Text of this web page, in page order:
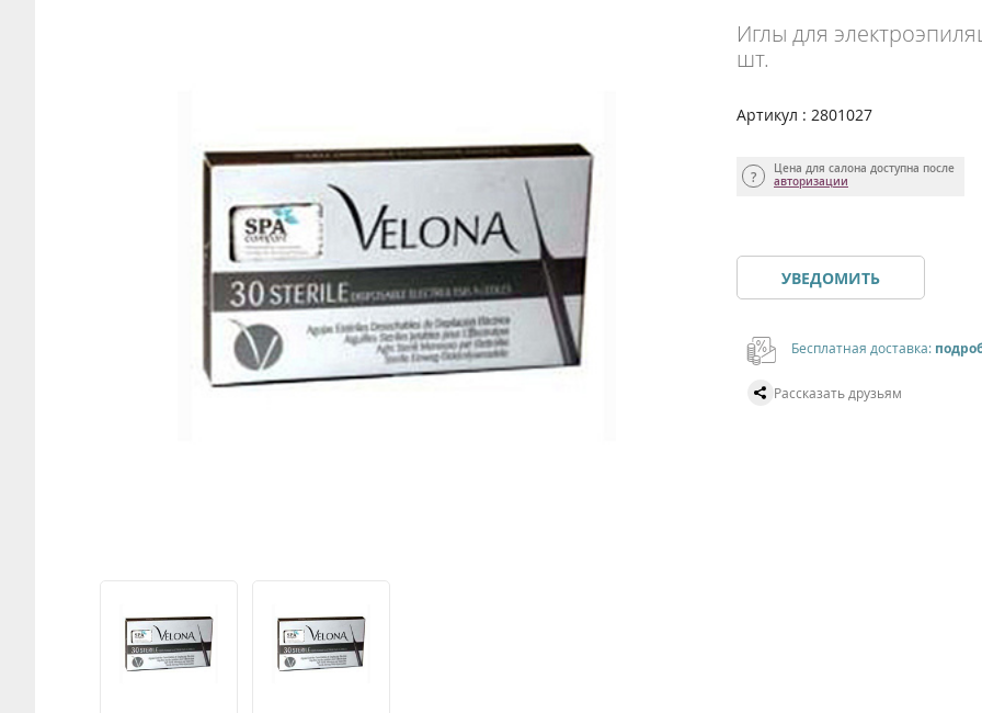
Иглы для
шт.
Артикул : 2801027
Цена для салона доступна после
авторизации
УВЕДОМИТЬ
Бесплатная доставка:
Рассказать друзьям